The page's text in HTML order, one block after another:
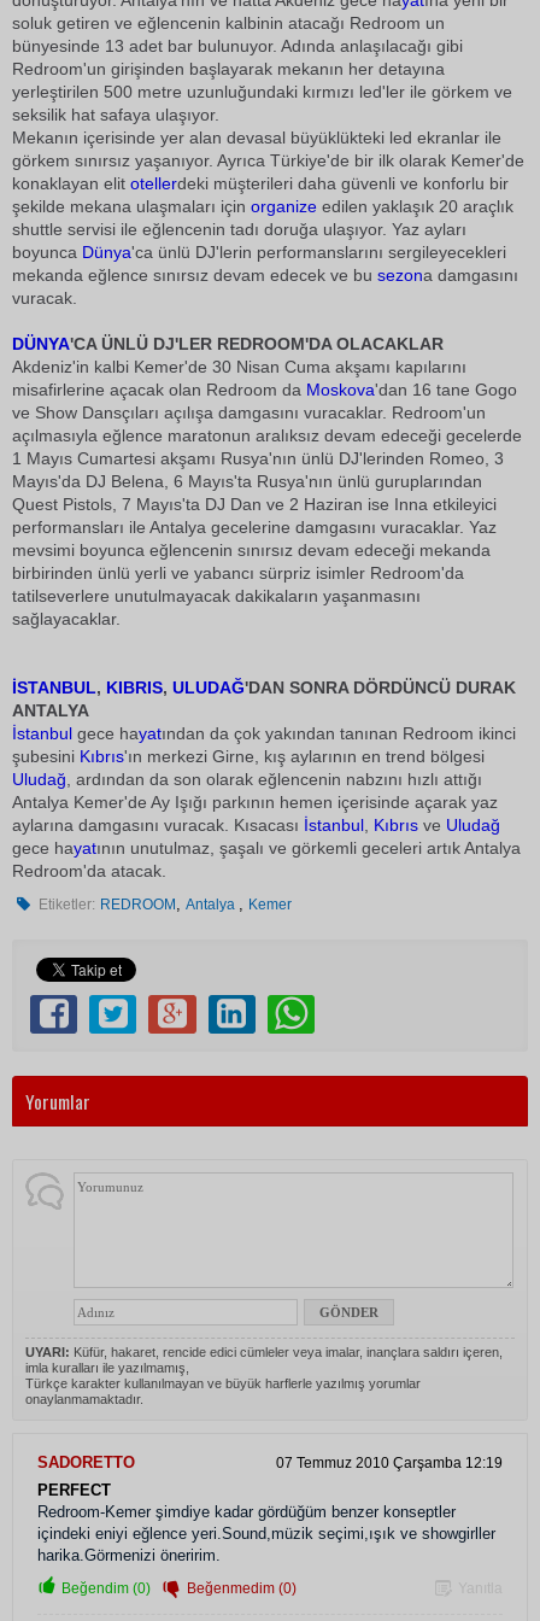
soluk getiren ve eğlencenin kalbinin atacağı Redroom un
bünyesinde 13 adet bar bulunuyor. Adında anlaşılacağı gibi
Redroom'un girişinden başlayarak mekanın her detayına
yerleştirilen 500 metre uzunluğundaki kırmızı led'ler ile görkem ve
seksilik hat safaya ulaşıyor.
Mekanın içerisinde yer alan devasal büyüklükteki led ekranlar ile
görkem sınırsız yaşanıyor. Ayrıca Türkiye'de bir ilk olarak Kemer'de
konaklayan elit otellerdeki müşterileri daha güvenli ve konforlu bir
şekilde mekana ulaşmaları için organize edilen yaklaşık 20 araçlık
shuttle servisi ile eğlencenin tadı doruğa ulaşıyor. Yaz ayları
boyunca Dünya'ca ünlü DJ'lerin performanslarını sergileyecekleri
mekanda eğlence sınırsız devam edecek ve bu sezona damgasını
vuracak.
DÜNYA'CA ÜNLÜ DJ'LER REDROOM'DA OLACAKLAR
Akdeniz'in kalbi Kemer'de 30 Nisan Cuma akşamı kapılarını
misafirlerine açacak olan Redroom da Moskova'dan 16 tane Gogo
ve Show Dansçıları açılışa damgasını vuracaklar. Redroom'un
açılmasıyla eğlence maratonun aralıksız devam edeceği gecelerde
1 Mayıs Cumartesi akşamı Rusya'nın ünlü DJ'lerinden Romeo, 3
Mayıs'da DJ Belena, 6 Mayıs'ta Rusya'nın ünlü guruplarından
Quest Pistols, 7 Mayıs'ta DJ Dan ve 2 Haziran ise Inna etkileyici
performansları ile Antalya gecelerine damgasını vuracaklar. Yaz
mevsimi boyunca eğlencenin sınırsız devam edeceği mekanda
birbirinden ünlü yerli ve yabancı sürpriz isimler Redroom'da
tatilseverlere unutulmayacak dakikaların yaşanmasını
sağlayacaklar.
İSTANBUL, KIBRIS, ULUDAĞ'DAN SONRA DÖRDÜNCÜ DURAK
ANTALYA
İstanbul gece hayatından da çok yakından tanınan Redroom ikinci
şubesini Kıbrıs'ın merkezi Girne, kış aylarının en trend bölgesi
Uludağ , ardından da son olarak eğlencenin nabzını hızlı attığı
Antalya Kemer'de Ay Işığı parkının hemen içerisinde açarak yaz
aylarına damgasını vuracak. Kısacası İstanbul Kıbrıs ve Uludağ
gece hayatının unutulmaz, şaşalı ve görkemli geceleri artık Antalya
Redroom'da atacak.
Etiketler: REDROOM ,Antalya , Kemer
Yorumlar
UYARI: Küfür, hakaret, rencide edici cümleler veya imalar, inançlara saldırı içeren,
imla kuralları ile yazılmamış,
Türkçe karakter kullanılmayan ve büyük harflerle yazılmış yorumlar
onaylanmamaktadır.
SADORETTO 07 Temmuz 2010 Çarşamba 12:19
PERFECT
Redroom-Kemer şimdiye kadar gördüğüm benzer konseptler
içindeki eniyi eğlence yeri.Sound,müzik seçimi,ışık ve showgirller
harika.Görmenizi öneririm.
Beğendim (0) Beğenmedim (0) Yanıtla